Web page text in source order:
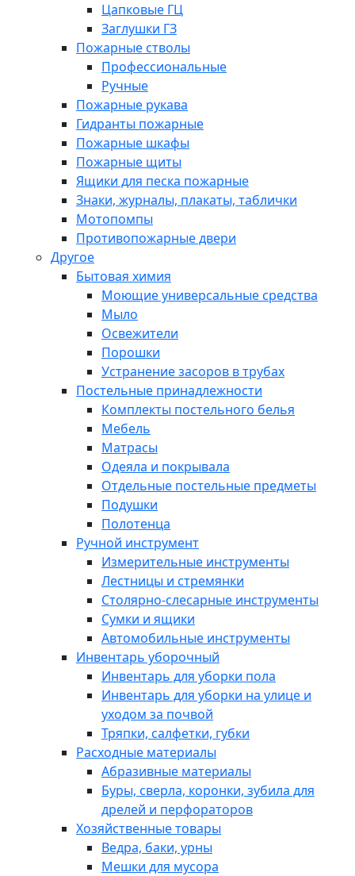
Цапковые ГЦ
Заглушки ГЗ
Пожарные стволы
Профессиональные
Ручные
Пожарные рукава
Гидранты пожарные
Пожарные шкафы
Пожарные щиты
Ящики для песка пожарные
Знаки, журналы, плакаты, таблички
Мотопомпы
Противопожарные двери
Другое
Бытовая химия
Моющие универсальные средства
Мыло
Освежители
Порошки
Устранение засоров в трубах
Постельные принадлежности
Комплекты постельного белья
Мебель
Матрасы
Одеяла и покрывала
Отдельные постельные предметы
Подушки
Полотенца
Ручной инструмент
Измерительные инструменты
Лестницы и стремянки
Столярно-слесарные инструменты
Сумки и ящики
Автомобильные инструменты
Инвентарь уборочный
Инвентарь для уборки пола
Инвентарь для уборки на улице и
уходом за почвой
Тряпки, салфетки, губки
Расходные материалы
Абразивные материалы
Буры, сверла, коронки, зубила для
дрелей и перфораторов
Хозяйственные товары
Ведра, баки, урны
Мешки для мусора